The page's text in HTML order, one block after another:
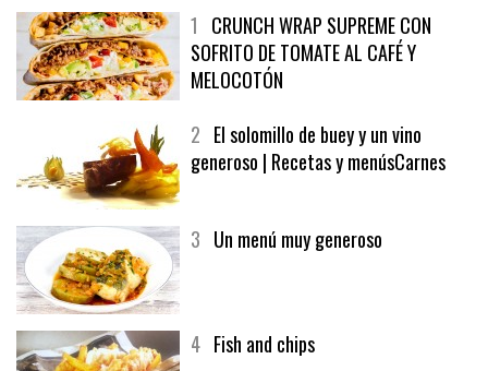
1CRUNCH WRAP SUPREME CON
SOFRITO DE TOMATE AL CAFÉ Y
MELOCOTÓN
2El solomillo de buey y un vino